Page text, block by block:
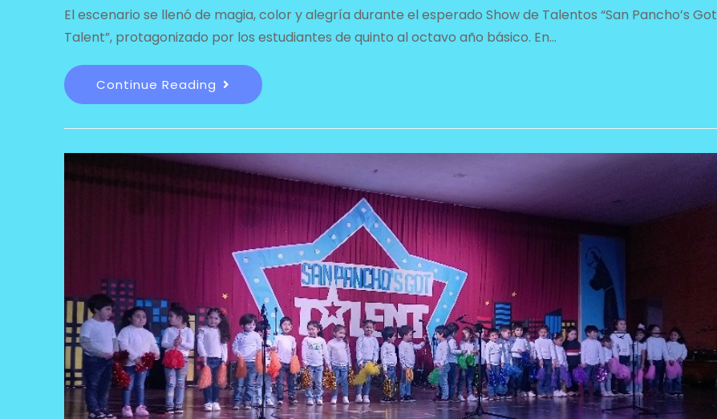
El escenario se llenó de magia, color y alegría durante el esperado Show de Talentos “San Pancho’s Got
Talent”, protagonizado por los estudiantes de quinto al octavo año básico. En…
Continue Reading